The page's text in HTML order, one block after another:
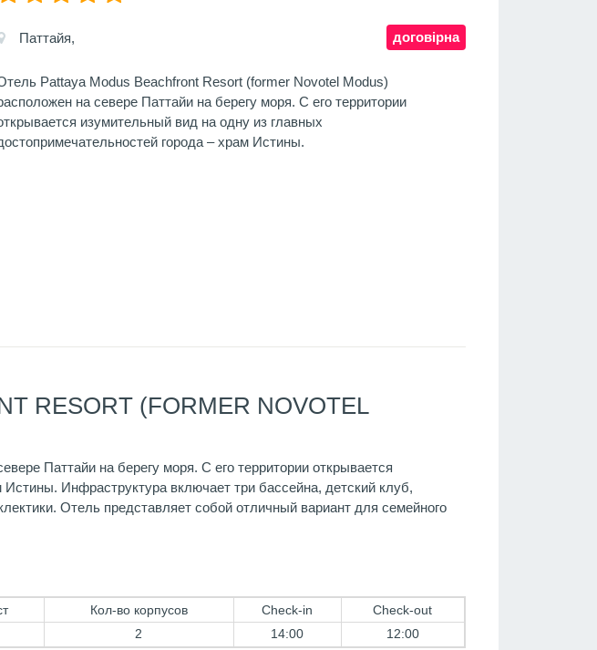
договірна
Паттайя,
Pattaya Modus Beachfront Resort (former Novotel Modus)
на севере Паттайи на берегу моря. С его территории
изумительный вид на одну из главных
города – храм Истины.
RESORT (FORMER NOVOTEL
Паттайи на берегу моря. С его территории открывается
Инфраструктура включает три бассейна, детский клуб,
Отель представляет собой отличный вариант для семейного
Кол-во корпусов Check-in Check-out
2 14:00 12:00